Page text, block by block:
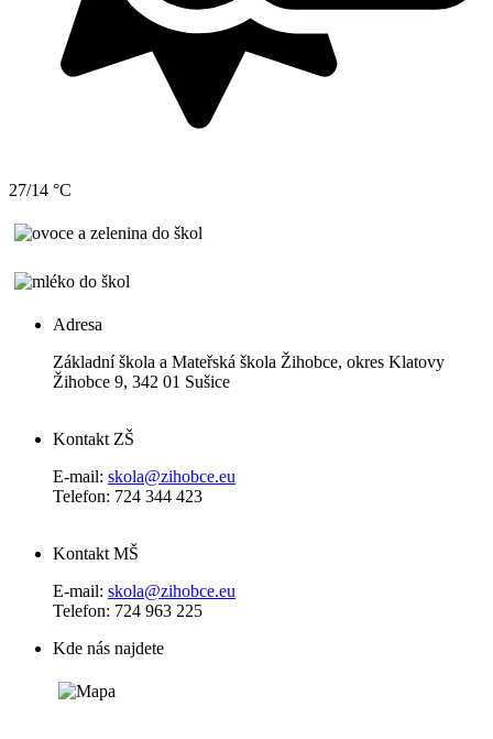
27/14 °C
Adresa
Základní škola a Mateřská škola Žihobce, okres Klatovy
Žihobce 9, 342 01 Sušice
Kontakt ZŠ
E-mail: skola@zihobce.eu
Telefon: 724 344 423
Kontakt MŠ
E-mail: skola@zihobce.eu
Telefon: 724 963 225
Kde nás najdete